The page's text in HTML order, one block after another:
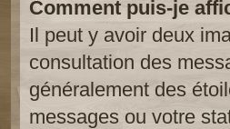
Comment puis-je
Il peut y avoir deux
consultation des
généralement des
messages ou votre